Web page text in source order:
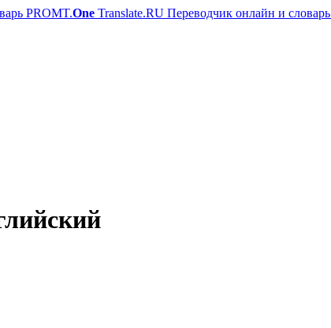
PROMT.One Translate.RU Переводчик онлайн и словарь